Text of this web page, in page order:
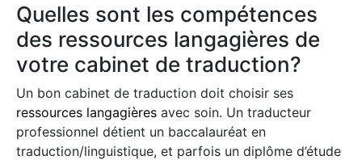
Quelles sont les compétences
des ressources langagières de
votre cabinet de traduction?
Un bon cabinet de traduction doit choisir ses
ressources langagières avec soin. Un traducteur
professionnel détient un baccalauréat en
traduction/linguistique, et parfois un diplôme d’étude